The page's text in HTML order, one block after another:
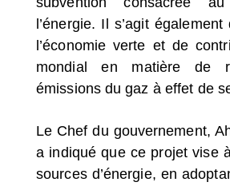
l’énergie. Il s’agit
l’économie verte et de
mondial en matière de
émissions du gaz à effet de
Le Chef du gouvernement,
a indiqué que ce projet vise
sources d’énergie, en